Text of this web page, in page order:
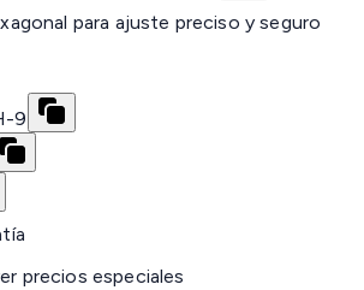
para ajuste preciso y seguro
9
precios especiales